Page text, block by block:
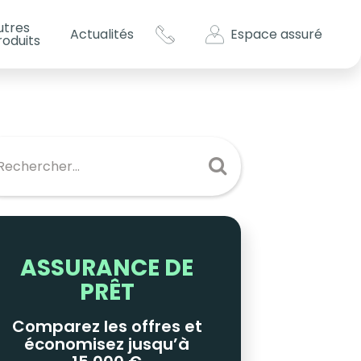
?
Actualités Espace assuré
ASSURANCE DE
PRÊT
Comparez les offres et
économisez jusqu’à